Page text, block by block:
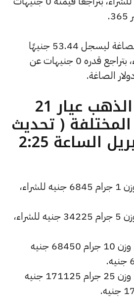
كما تراجع سعر دولار الصاغة ليسجل 53.44 جنيهًا
للبيع و0 جنيهًا للشراء، بتراجع قدره 0 جنيهات عن
الصاغة.
ما هو سعر الذهب عيار 21
المختلفة ( تحديث
الثلاثاء 28 أبريل الساعة 2:25
سعر الذهب عيار 21 وزن 1 جرام 6845 جنيه للشراء،
سعر الذهب عيار 21 وزن 5 جرام 34225 جنيه للشراء،
أسعار الذهب عيار 21 وزن 10 جرام 68450 جنيه
أسعار الذهب عيار 21 وزن 25 جرام 171125 جنيه